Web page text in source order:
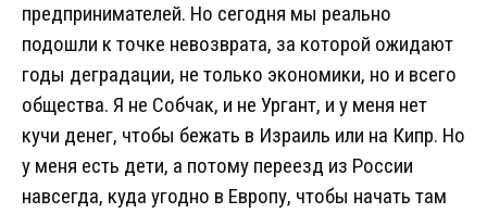
предпринимателей. Но сегодня мы реально
подошли к точке невозврата, за которой ожидают
годы деградации, не только экономики, но и всего
общества. Я не Собчак, и не Ургант, и у меня нет
кучи денег, чтобы бежать в Израиль или на Кипр. Но
у меня есть дети, а потому переезд из России
навсегда, куда угодно в Европу, чтобы начать там